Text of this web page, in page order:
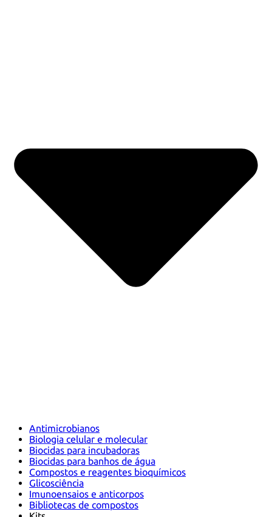
Antimicrobianos
Biologia celular e molecular
Biocidas para incubadoras
Biocidas para banhos de água
Compostos e reagentes bioquímicos
Glicosciência
Imunoensaios e anticorpos
Bibliotecas de compostos